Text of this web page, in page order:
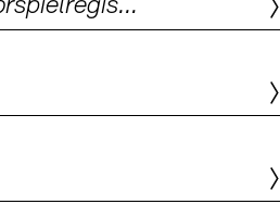
Exil-Archive
Hörspielautorin, Hörspielregisseurin, Dramaturgin